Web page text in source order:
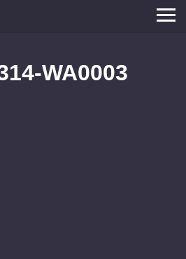
WA0003